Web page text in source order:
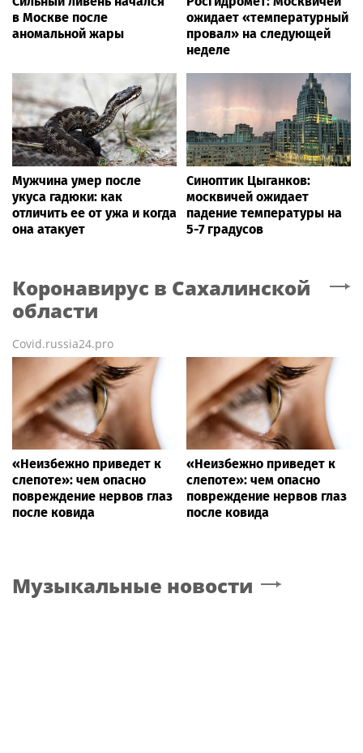
в Москве после
аномальной жары
ожидает «температурный
провал» на следующей
неделе
Мужчина умер после
укуса гадюки: как
отличить ее от ужа и когда
она атакует
Синоптик Цыганков:
москвичей ожидает
падение температуры на
5-7 градусов
Коронавирус в Сахалинской
области
Covid.russia24.pro
«Неизбежно приведет к
слепоте»: чем опасно
повреждение нервов глаз
после ковида
«Неизбежно приведет к
слепоте»: чем опасно
повреждение нервов глаз
после ковида
Музыкальные новости